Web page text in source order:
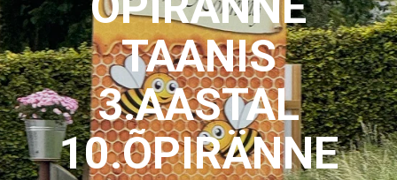
TAANIS
3.AASTAL
10.ÕPIRÄNNE